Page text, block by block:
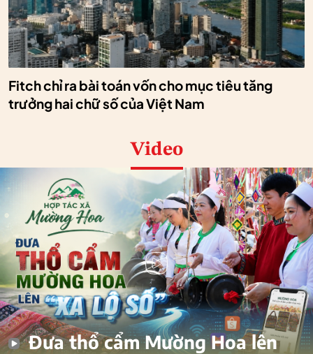
Fitch chỉ ra bài toán vốn cho mục tiêu tăng
trưởng hai chữ số của Việt Nam
Video
Đưa thổ cẩm Mường Hoa lên